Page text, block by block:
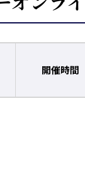
開催時間